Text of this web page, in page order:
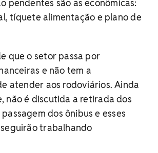
pendentes são as econômicas:
tíquete alimentação e plano de
que o setor passa por
e não tem a
atender aos rodoviários. Ainda
não é discutida a retirada dos
dos ônibus e esses
trabalhando